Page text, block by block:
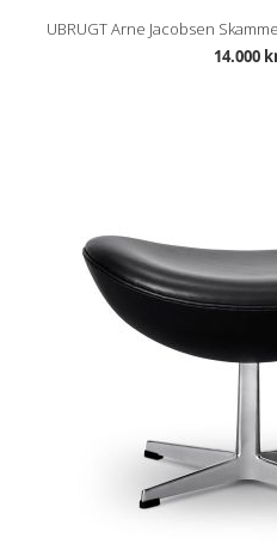
UBRUGT Arne Jacobsen
14.000